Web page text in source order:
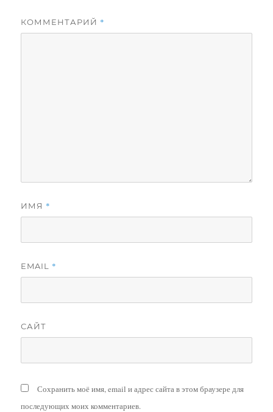
КОММЕНТАРИЙ *
ИМЯ *
EMAIL *
САЙТ
Сохранить моё имя, email и адрес сайта в этом браузере для
последующих моих комментариев.